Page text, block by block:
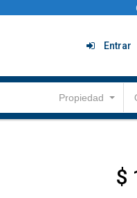
Entrar
Propiedad
$